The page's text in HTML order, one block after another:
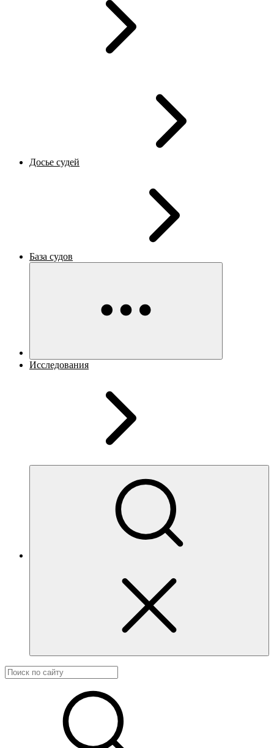
Досье судей
База судов
Исследования